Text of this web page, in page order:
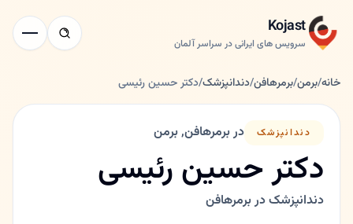
Kojast
سرویس های ایرانی در سراسر آلمان
خانه/برمن/برمرهافن/دندانپزشک/دکتر حسین رئیسی
دندانپزشک در برمرهافن, برمن
دکتر حسین رئیسی
دندانپزشک در برمرهافن